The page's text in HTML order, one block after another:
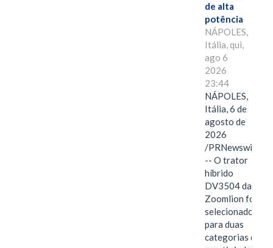
de alta
potência
NÁPOLES,
Itália, qui,
ago 6
2026
23:44
NÁPOLES,
Itália, 6 de
agosto de
2026
/PRNewswire/
-- O trator
híbrido
DV3504 da
Zoomlion foi
selecionado
para duas
categorias do